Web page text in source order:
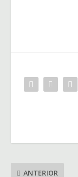
ANTERIOR